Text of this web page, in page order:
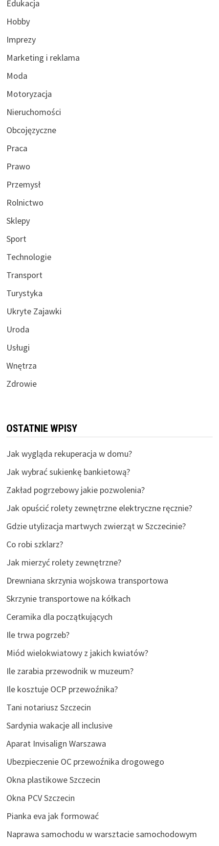
Edukacja
Hobby
Imprezy
Marketing i reklama
Moda
Motoryzacja
Nieruchomości
Obcojęzyczne
Praca
Prawo
Przemysł
Rolnictwo
Sklepy
Sport
Technologie
Transport
Turystyka
Ukryte Zajawki
Uroda
Usługi
Wnętrza
Zdrowie
OSTATNIE WPISY
Jak wygląda rekuperacja w domu?
Jak wybrać sukienkę bankietową?
Zakład pogrzebowy jakie pozwolenia?
Jak opuścić rolety zewnętrzne elektryczne ręcznie?
Gdzie utylizacja martwych zwierząt w Szczecinie?
Co robi szklarz?
Jak mierzyć rolety zewnętrzne?
Drewniana skrzynia wojskowa transportowa
Skrzynie transportowe na kółkach
Ceramika dla początkujących
Ile trwa pogrzeb?
Miód wielokwiatowy z jakich kwiatów?
Ile zarabia przewodnik w muzeum?
Ile kosztuje OCP przewoźnika?
Tani notariusz Szczecin
Sardynia wakacje all inclusive
Aparat Invisalign Warszawa
Ubezpieczenie OC przewoźnika drogowego
Okna plastikowe Szczecin
Okna PCV Szczecin
Pianka eva jak formować
Naprawa samochodu w warsztacie samochodowym